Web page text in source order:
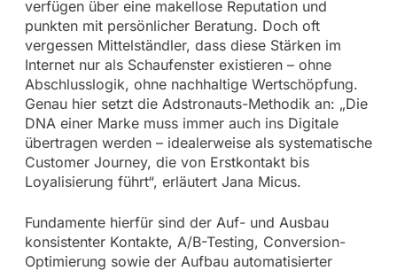
verfügen über eine makellose Reputation und
punkten mit persönlicher Beratung. Doch oft
vergessen Mittelständler, dass diese Stärken im
Internet nur als Schaufenster existieren – ohne
Abschlusslogik, ohne nachhaltige Wertschöpfung.
Genau hier setzt die Adstronauts-Methodik an: „Die
DNA einer Marke muss immer auch ins Digitale
übertragen werden – idealerweise als systematische
Customer Journey, die von Erstkontakt bis
Loyalisierung führt“, erläutert Jana Micus.
Fundamente hierfür sind der Auf- und Ausbau
konsistenter Kontakte, A/B-Testing, Conversion-
Optimierung sowie der Aufbau automatisierter